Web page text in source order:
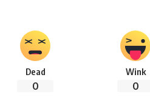
Dead
0
Wink
0